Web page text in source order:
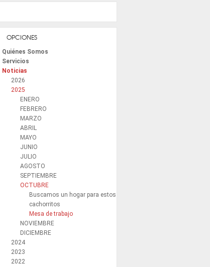
OPCIONES
Quiénes Somos
Servicios
Noticias
2026
2025
ENERO
FEBRERO
MARZO
ABRIL
MAYO
JUNIO
JULIO
AGOSTO
SEPTIEMBRE
OCTUBRE
Buscamos un hogar para estos
cachorritos
Mesa de trabajo
NOVIEMBRE
DICIEMBRE
2024
2023
2022